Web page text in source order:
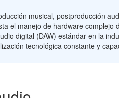
musical, postproducción
el manejo de hardware complejo
digital (DAW) estándar en la
tecnológica constante y